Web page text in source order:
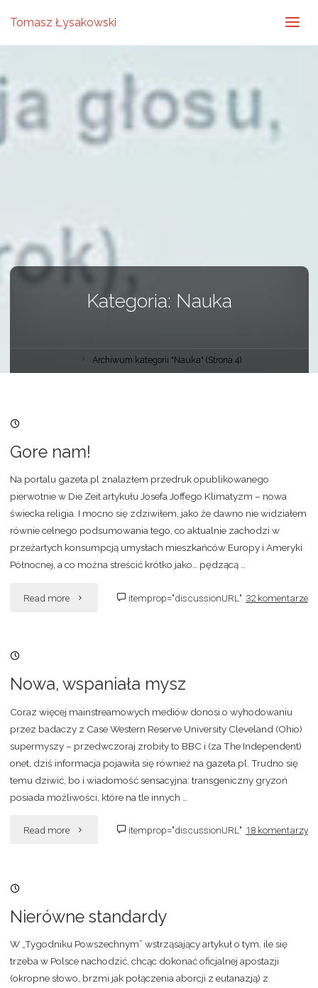
Tomasz Łysakowski
Kategoria: Nauka
Archiwum kategorii "Nauka" (Strona 4)
Gore nam!
Na portalu gazeta.pl znalazłem przedruk opublikowanego
pierwotnie w Die Zeit artykułu Josefa Joffego Klimatyzm – nowa
świecka religia. I mocno się zdziwiłem, jako że dawno nie widziałem
równie celnego podsumowania tego, co aktualnie zachodzi w
przeżartych konsumpcją umysłach mieszkańców Europy i Ameryki
Północnej, a co można streścić krótko jako… pędzącą …
Read more "Gore itemprop="discussionURL" 32 komentarze
Nowa, wspaniała mysz
Coraz więcej mainstreamowych mediów donosi o wyhodowaniu
przez badaczy z Case Western Reserve University Cleveland (Ohio)
supermyszy – przedwczoraj zrobiły to BBC i (za The Independent)
onet, dziś informacja pojawiła się również na gazeta.pl. Trudno się
temu dziwić, bo i wiadomość sensacyjna: transgeniczny gryzoń
posiada możliwości, które na tle innych …
Read more "Nowa, itemprop="discussionURL" 18 komentarzy
Nierówne standardy
W „Tygodniku Powszechnym” wstrząsający artykuł o tym, ile się
trzeba w Polsce nachodzić, chcąc dokonać oficjalnej apostazji
(okropne słowo, brzmi jak połączenia aborcji z eutanazją) z